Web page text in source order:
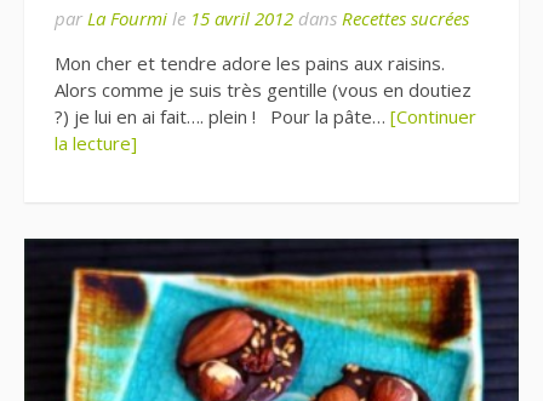
par La Fourmi le 15 avril 2012 dans Recettes sucrées
Mon cher et tendre adore les pains aux raisins.
Alors comme je suis très gentille (vous en doutiez
?) je lui en ai fait…. plein ! Pour la pâte… [Continuer
la lecture]